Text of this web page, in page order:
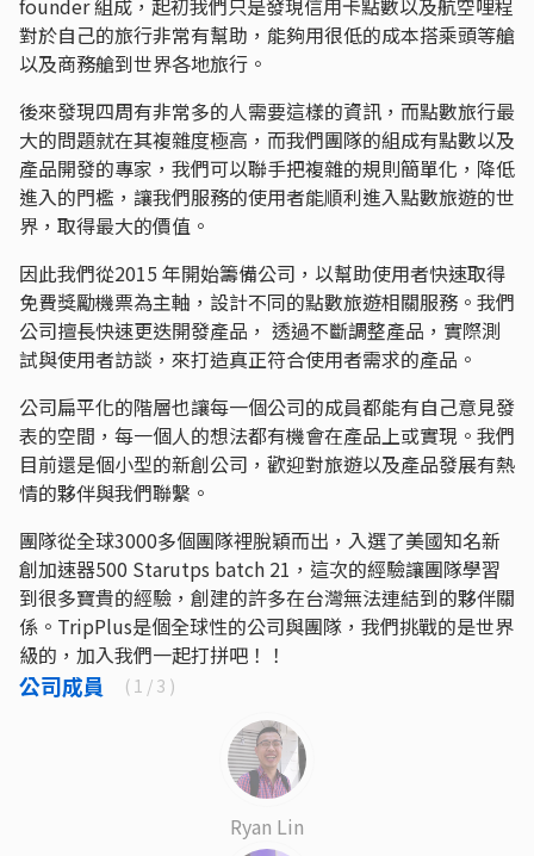
founder 組成，起初我們只是發現信用卡點數以及航空哩程
對於自己的旅行非常有幫助，能夠用很低的成本搭乘頭等艙
以及商務艙到世界各地旅行。
後來發現四周有非常多的人需要這樣的資訊，而點數旅行最
大的問題就在其複雜度極高，而我們團隊的組成有點數以及
產品開發的專家，我們可以聯手把複雜的規則簡單化，降低
進入的門檻，讓我們服務的使用者能順利進入點數旅遊的世
界，取得最大的價值。
因此我們從2015 年開始籌備公司，以幫助使用者快速取得
免費獎勵機票為主軸，設計不同的點數旅遊相關服務。我們
公司擅長快速更迭開發產品， 透過不斷調整產品，實際測
試與使用者訪談，來打造真正符合使用者需求的產品。
公司扁平化的階層也讓每一個公司的成員都能有自己意見發
表的空間，每一個人的想法都有機會在產品上或實現。我們
目前還是個小型的新創公司，歡迎對旅遊以及產品發展有熱
情的夥伴與我們聯繫。
團隊從全球3000多個團隊裡脫穎而出，入選了美國知名新
創加速器500 Starutps batch 21，這次的經驗讓團隊學習
到很多寶貴的經驗，創建的許多在台灣無法連結到的夥伴關
係。TripPlus是個全球性的公司與團隊，我們挑戰的是世界
級的，加入我們一起打拼吧！！
公司成員 ( 1 / 3 )
Ryan Lin